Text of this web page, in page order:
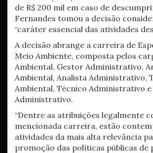
de R$ 200 mil em caso de
Fernandes tomou a decisão
“caráter essencial das atividades
A decisão abrange a carreira de
Meio Ambiente, composta pelos
Ambiental, Gestor Administrativo,
Ambiental, Analista Administrativo,
Ambiental, Técnico Administrativo e
Administrativo.
“Dentre as atribuições legalmente
mencionada carreira, estão
atividades da mais alta relevância
promoção das políticas públicas de